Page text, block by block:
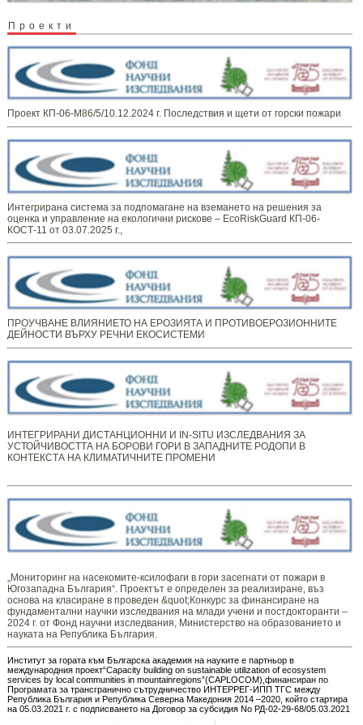
Проекти
Проект КП-06-М86/5/10.12.2024 г. Последствия и щети от горски пожари
Интегрирана система за подпомагане на вземането на решения за
оценка и управление на екологични рискове – EcoRiskGuard КП-06-
КОСТ-11 от 03.07.2025 г.,
ПРОУЧВАНЕ ВЛИЯНИЕТО НА ЕРОЗИЯТА И ПРОТИВОЕРОЗИОННИТЕ
ДЕЙНОСТИ ВЪРХУ РЕЧНИ ЕКОСИСТЕМИ
ИНТЕГРИРАНИ ДИСТАНЦИОННИ И IN-SITU ИЗСЛЕДВАНИЯ ЗА
УСТОЙЧИВОСТТА НА БОРОВИ ГОРИ В ЗАПАДНИТЕ РОДОПИ В
КОНТЕКСТА НА КЛИМАТИЧНИТЕ ПРОМЕНИ
„Мониторинг ​​​на ​​насекомите-ксилофаги в гори засегнати от пожари в
Югозападна България“. Проектът е определен за реализиране, въз
основа на класиране в проведен &quot;Конкурс за финансиране на
фундаментални научни изследвания на млади учени и постдокторанти –
2024 г. от Фонд научни изследвания, Министерство на образованието и
науката на Република България.
Институт за гората към Българска академия на науките е партньор в
международния проект“Capacity building on sustainable utilization of ecosystem
services by local communities in mountainregions”(CAPLOCOM),финансиран по
Програмата за трансгранично сътрудничество ИНТЕРРЕГ-ИПП ТГС между
Република България и Република Северна Македония 2014 –2020, който стартира
на 05.03.2021 г. с подписването на Договор за субсидия No РД-02-29-68/05.03.2021